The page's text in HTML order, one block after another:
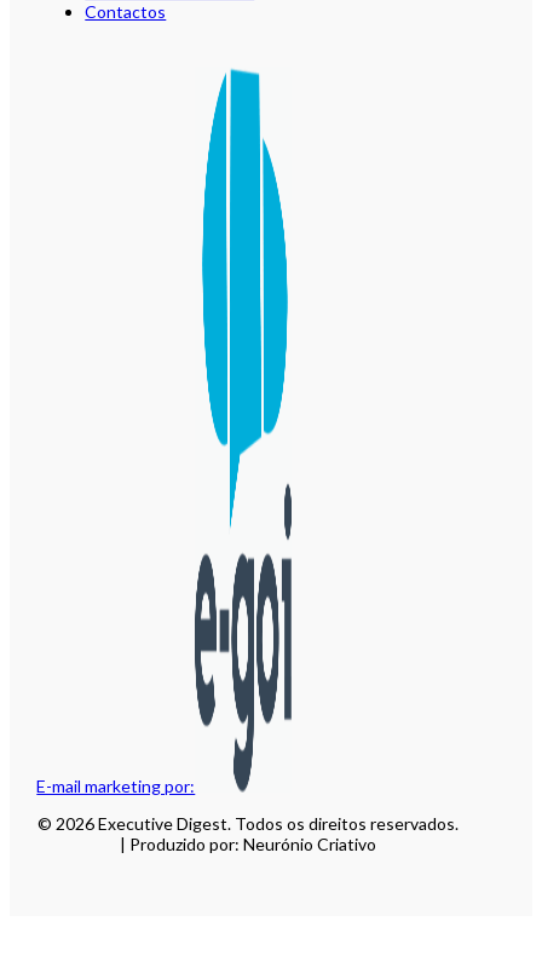
E-mail marketing por:
Contactos
© 2026 Executive Digest. Todos os direitos reservados.
| Produzido por: Neurónio Criativo